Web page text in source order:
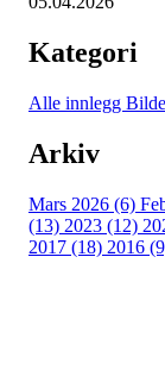
Kategori
Alle innlegg
Arkiv
Mars 2026 (6)
(13) 2023 (12)
2017 (18) 2016